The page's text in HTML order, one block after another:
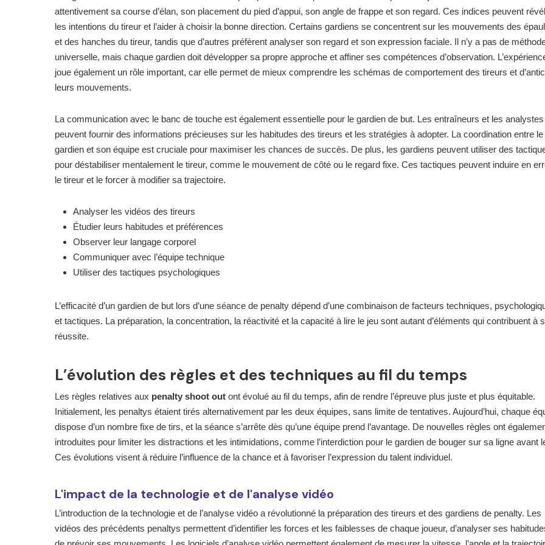
attentivement sa course d’élan, son placement du pied d’appui, son angle de frappe et son regard. Ces indices peuvent
les intentions du tireur et l’aider à choisir la bonne direction. Certains gardiens se concentrent sur les mouvements des
et des hanches du tireur, tandis que d’autres préfèrent analyser son regard et son expression faciale. Il n’y a pas de
universelle, mais chaque gardien doit développer sa propre approche et affiner ses compétences d’observation.
joue également un rôle important, car elle permet de mieux comprendre les schémas de comportement des tireurs et
leurs mouvements.
La communication avec le banc de touche est également essentielle pour le gardien de but. Les entraîneurs et les analystes
peuvent fournir des informations précieuses sur les habitudes des tireurs et les stratégies à adopter. La coordination entre le
gardien et son équipe est cruciale pour maximiser les chances de succès. De plus, les gardiens peuvent utiliser des
pour déstabiliser mentalement le tireur, comme le mouvement de côté ou le regard fixe. Ces tactiques peuvent induire en
le tireur et le forcer à modifier sa trajectoire.
Analyser les vidéos des tireurs
Étudier leurs habitudes et préférences
Observer leur langage corporel
Communiquer avec l’équipe technique
Utiliser des tactiques psychologiques
L’efficacité d’un gardien de but lors d’une séance de penalty dépend d’une combinaison de facteurs techniques,
et tactiques. La préparation, la concentration, la réactivité et la capacité à lire le jeu sont autant d’éléments qui contribuent à
réussite.
L’évolution des règles et des techniques au fil du temps
Les règles relatives aux penalty shoot out ont évolué au fil du temps, afin de rendre l’épreuve plus juste et plus équitable.
Initialement, les penaltys étaient tirés alternativement par les deux équipes, sans limite de tentatives. Aujourd’hui, chaque
dispose d’un nombre fixe de tirs, et la séance s’arrête dès qu’une équipe prend l’avantage. De nouvelles règles ont
introduites pour limiter les distractions et les intimidations, comme l’interdiction pour le gardien de bouger sur sa ligne avant
Ces évolutions visent à réduire l’influence de la chance et à favoriser l’expression du talent individuel.
L'impact de la technologie et de l'analyse vidéo
L’introduction de la technologie et de l’analyse vidéo a révolutionné la préparation des tireurs et des gardiens de penalty. Les
vidéos des précédents penaltys permettent d’identifier les forces et les faiblesses de chaque joueur, d’analyser ses